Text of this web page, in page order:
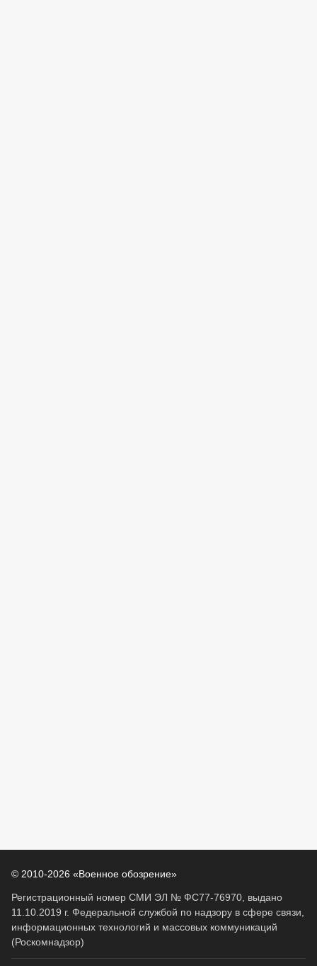
© 2010-2026 «Военное обозрение»
Регистрационный номер СМИ ЭЛ № ФС77-76970, выдано
11.10.2019 г. Федеральной службой по надзору в сфере связи,
информационных технологий и массовых коммуникаций
(Роскомнадзор)